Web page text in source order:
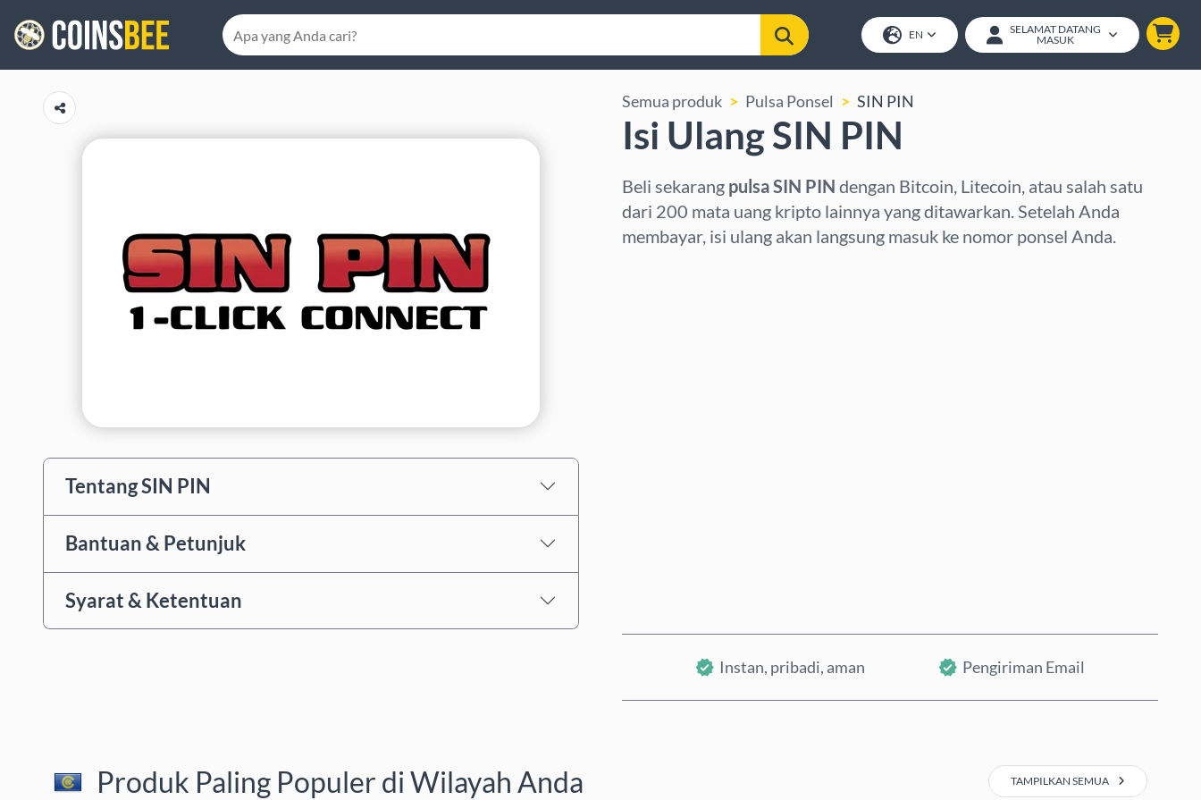
EN
SELAMAT DATANG
MASUK
Tentang SIN PIN
Bantuan & Petunjuk
Syarat & Ketentuan
Semua produk Pulsa Ponsel SIN PIN
Isi Ulang SIN PIN
Beli sekarang pulsa SIN PIN dengan Bitcoin, Litecoin, atau salah satu
dari 200 mata uang kripto lainnya yang ditawarkan. Setelah Anda
membayar, isi ulang akan langsung masuk ke nomor ponsel Anda.
Instan, pribadi, aman Pengiriman Email
Produk Paling Populer di Wilayah Anda TAMPILKAN SEMUA